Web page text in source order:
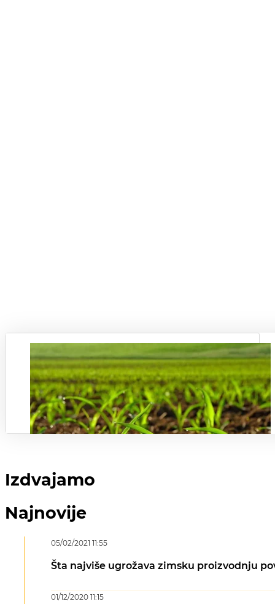
Izdvajamo
Najnovije
Šta najviše ugrožava zimsku proizvodnju
05/02/2021 11:55
01/12/2020 11:15